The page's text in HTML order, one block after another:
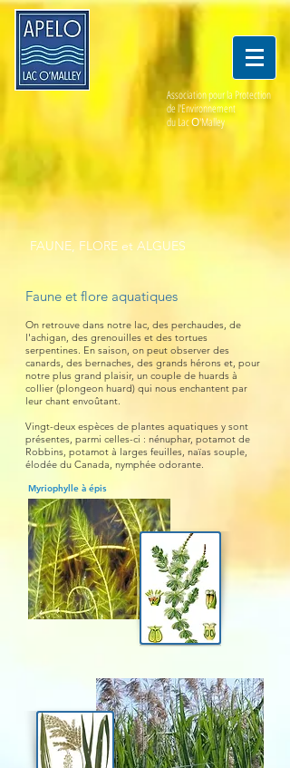
Association pour la Protection
de l'Environnement
du LacO'Malley
FAUNE, FLORE et ALGUES
Faune et flore aquatiques
On retrouve dans notre lac, des perchaudes, de
l'achigan, des grenouilles et des tortues
serpentines. En saison, on peut observer des
canards, des bernaches, des grands hérons et, pour
notre plus grand plaisir, un couple de huards à
collier (plongeon huard) qui nous enchantent par
leur chant envoûtant.
Vingt-deux espèces de plantes aquatiques y sont
présentes, parmi celles-ci : nénuphar, potamot de
Robbins, potamot à larges feuilles, naïas souple,
élodée du Canada, nymphée odorante.
Myriophylle à épis